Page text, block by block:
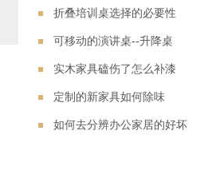
折叠培训桌选择的必要性
可移动的演讲桌--升降桌
实木家具磕伤了怎么补漆
定制的新家具如何除味
如何去分辨办公家居的好坏